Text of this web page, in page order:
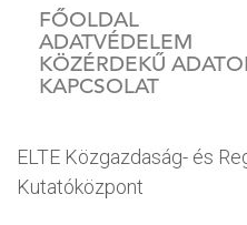
FŐOLDAL
ADATVÉDELEM
KÖZÉRDEKŰ
KAPCSOLAT
ELTE Közgazdaság- és
Kutatóközpont